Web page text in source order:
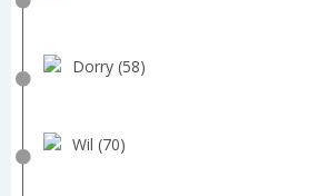
Dorry (58)
Wil (70)